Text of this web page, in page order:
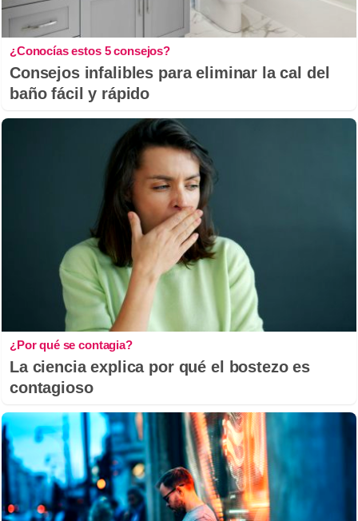
¿Conocías estos 5 consejos?
Consejos infalibles para eliminar la cal del
baño fácil y rápido
¿Por qué se contagia?
La ciencia explica por qué el bostezo es
contagioso